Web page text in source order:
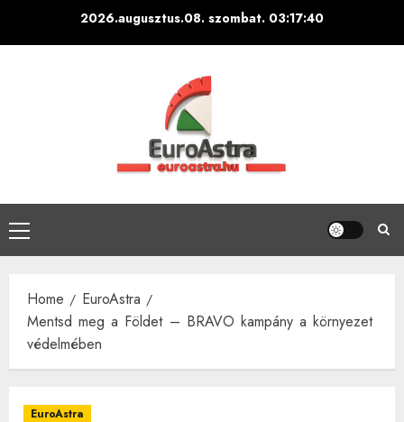
2026.augusztus.08. szombat.03:17:41
Primary
Menu
Home
EuroAstra
Mentsd meg a Földet – BRAVO kampány a környezet
védelmében
EuroAstra